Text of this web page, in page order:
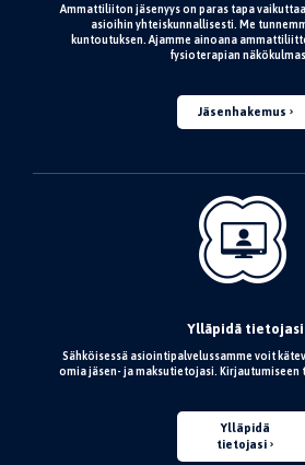
Ammattiliiton jäsenyys on paras tapa
asioihin yhteiskunnallisesti. Me
kuntoutuksen. Ajamme ainoana
fysioterapian
Jäsenhakemus
Ylläpidä tietojasi
Sähköisessä asiointipalvelussamme voit
omia jäsen- ja maksutietojasi. Kirjautumiseen
Ylläpidä
tietojasi